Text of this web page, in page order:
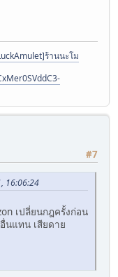
ร้านนะโม
#7
16:06:24
เปลี่ยนกฎครั้งก่อน
นแทน เสียดาย